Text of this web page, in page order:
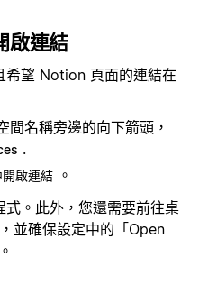
啟連結
希望 Notion 頁面的連結在
間名稱旁邊的向下箭頭，
.
啟連結 。
。此外，您還需要前往桌
並確保設定中的「Open